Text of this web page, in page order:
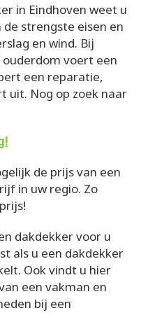
in Eindhoven weet u
strengste eisen en
en wind. Bij
voert een
een reparatie,
uit. Nog op zoek naar
de prijs van een
in uw regio. Zo
dakdekker voor u
als u een dakdekker
Ook vindt u hier
een vakman en
bij een